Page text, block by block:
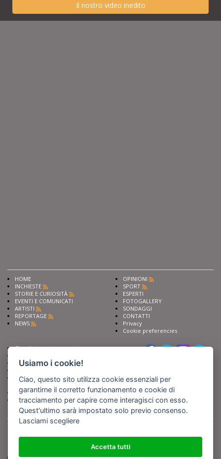
Il nostro video inedito
HOME
INCHIESTE
STORIE E CURIOSITÀ
EVENTI E COMUNICATI
ARTISTI
REPORTAGE
NEWS
OPINIONI
SPORT
ESPERTI
FOTOGALLERY
SONDAGGI
CONTATTI
Privacy
Cookie preferencies
Chiedi ai nostri esperti
Fai pubblicità con noi
Iscriviti al nostro corso di
giornalismo
Compra i nostri libri
Entra in Barinedita Map
Copyright BARIREPORT s.a.s. All rights reserved - Tutte le fotografie recanti il
logo di Barinedita sono state commissionate da BARIREPORT s.a.s. che ne
detiene i Diritti d'Autore e sono state prodotte nell'anno 2012 e seguenti
(tranne che non vi sia uno specifico anno di scatto riportato)
Usiamo i cookie!
Ciao, questo sito utilizza cookie essenziali per
garantirne il corretto funzionamento e cookie di
tracciamento per capire come interagisci con esso.
Quest'ultimo sarà impostato solo previo consenso.
Lasciami scegliere
Accetta tutti